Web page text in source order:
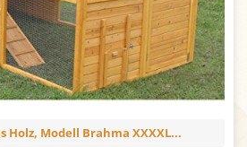
Holz, Modell Brahma XXXXL...